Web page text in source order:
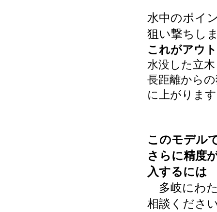
水中のポイ
狙い撃ちし
これがアウ
水没した立
長距離から
に上がります
このモデル
さらに精度
入するには
多岐にわ
相談くださ